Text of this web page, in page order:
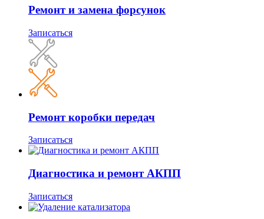
Ремонт и замена форсунок
Записаться
Ремонт коробки передач
Записаться
Диагностика и ремонт АКПП
Записаться